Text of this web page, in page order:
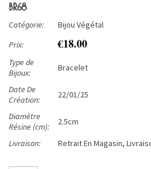
BR68
Catégorie:
Bijou Végétal
Prix:
€18.00
Type de
Bijoux:
Bracelet
Date De
Création:
22/01/25
Diamètre
Résine (cm):
2.5cm
Livraison: Retrait En Magasin,